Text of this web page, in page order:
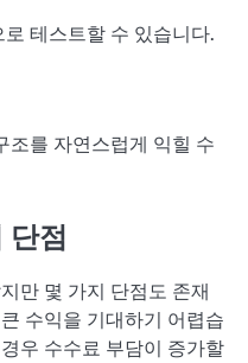
테스트할 수 있습니다.
조를 자연스럽게 익힐 수
점
만 몇 가지 단점도 존재
수익을 기대하기 어렵습
우 수수료 부담이 증가할